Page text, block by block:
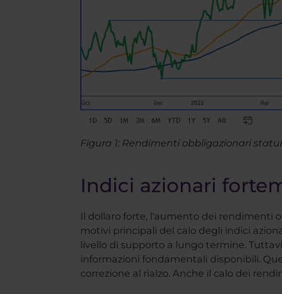
Figura 1: Rendimenti obbligazionari
Indici azionari
Il dollaro forte, l'aumento dei rendimenti
motivi principali del calo degli indici
livello di supporto a lungo termine.
informazioni fondamentali disponibili.
correzione al rialzo. Anche il calo dei